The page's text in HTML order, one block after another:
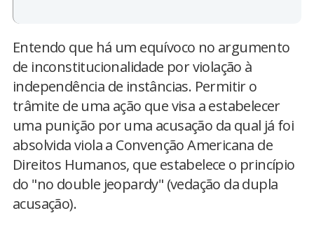
Entendo que há um equívoco no argumento
de inconstitucionalidade por violação à
independência de instâncias. Permitir o
trâmite de uma ação que visa a estabelecer
uma punição por uma acusação da qual já foi
absolvida viola a Convenção Americana de
Direitos Humanos, que estabelece o princípio
do "no double jeopardy" (vedação da dupla
acusação).